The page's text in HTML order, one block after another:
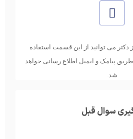
می توانید از این قسمت استفاده
شما تا 5روز از طریق پیامک و ایمیل اطلاع رسانی خواهد
شد.
سوال قبل